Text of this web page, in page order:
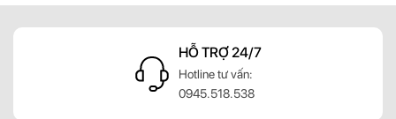
HỖ TRỢ 24/7
Hotline tư vấn:
0945.518.538